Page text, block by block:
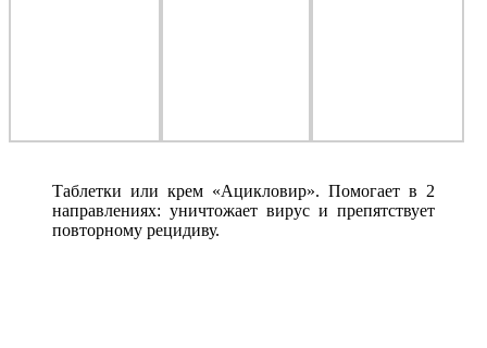
Таблетки или крем «Ацикловир». Помогает в 2
направлениях: уничтожает вирус и препятствует
повторному рецидиву.